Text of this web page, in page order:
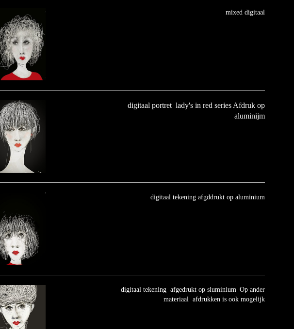
mixed digitaal
digitaal portret lady's in red series Afdruk op
aluminijm
digitaal tekening afgddrukt op aluminium
digitaal tekening afgedrukt op sluminium Op ander
materiaal afdrukken is ook mogelijk